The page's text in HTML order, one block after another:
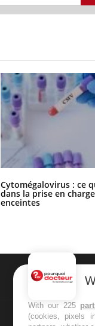
Cytomégalovirus : ce
dans la prise en
enceintes
Recevez
With our 225
(cookies, pixels